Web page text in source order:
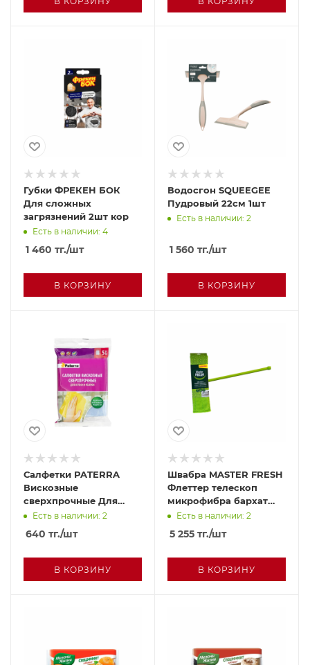
Губки ФРЕКЕН БОК
Для сложных
загрязнений 2шт кор
Есть в наличии: 4
1 460 тг./шт
В КОРЗИНУ
Водосгон SQUEEGEE
Пудровый 22см 1шт
Есть в наличии: 2
1 560 тг./шт
В КОРЗИНУ
Салфетки PATERRA
Вискозные
сверхпрочные Для
кухни 5шт
Есть в наличии: 2
640 тг./шт
В КОРЗИНУ
Швабра MASTER FRESH
Флеттер телескоп
микрофибра бархат
арт74241
Есть в наличии: 2
5 255 тг./шт
В КОРЗИНУ